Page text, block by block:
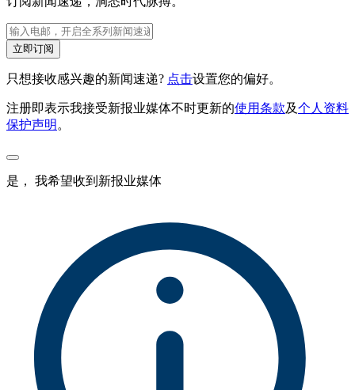
立即订阅
只想接收感兴趣的新闻速递? 点击设置您的偏好。
注册即表示我接受新报业媒体不时更新的使用条款及个人资料
保护声明 。
是， 我希望收到新报业媒体